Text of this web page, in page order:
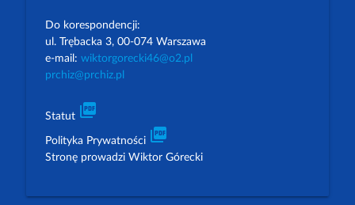
Do korespondencji:
ul. Trębacka 3, 00-074 Warszawa
e-mail: wiktorgorecki46@o2.pl
prchiz@prchiz.pl
Statut picture_as_pdf
Polityka Prywatności picture_as_pdf
Stronę prowadzi Wiktor Górecki